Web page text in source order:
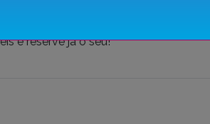
de combustível e sem
para viagens curtas ou longas com
e reserve já o seu!